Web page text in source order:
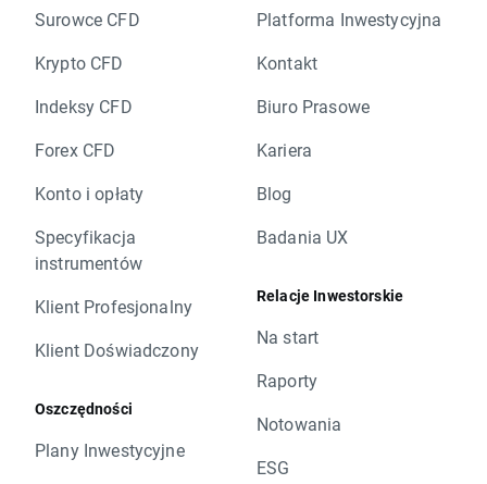
Surowce CFD
Krypto CFD
Indeksy CFD
Forex CFD
Konto i opłaty
Specyfikacja
instrumentów
Klient Profesjonalny
Klient Doświadczony
Oszczędności
Plany Inwestycyjne
Platforma Inwestycyjna
Kontakt
Biuro Prasowe
Kariera
Blog
Badania UX
Relacje Inwestorskie
Na start
Raporty
Notowania
ESG